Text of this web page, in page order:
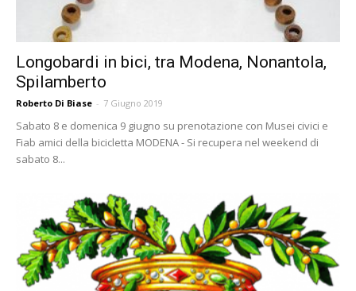
Longobardi in bici, tra Modena, Nonantola,
Spilamberto
Roberto Di Biase - 7 Giugno 2019
Sabato 8 e domenica 9 giugno su prenotazione con Musei civici e
Fiab amici della bicicletta MODENA - Si recupera nel weekend di
sabato 8...